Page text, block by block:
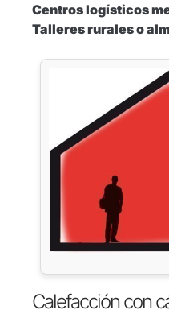
Centros logísticos
Talleres rurales o
Calefacción con